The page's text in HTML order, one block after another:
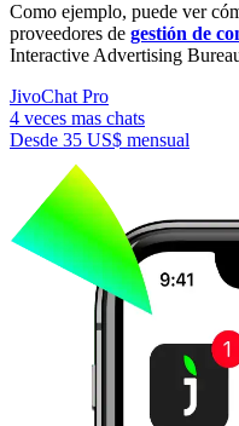
Como ejemplo, puede ver
proveedores de gestión de
Interactive Advertising
JivoChat Pro
4 veces mas chats
Desde 35 US$ mensual